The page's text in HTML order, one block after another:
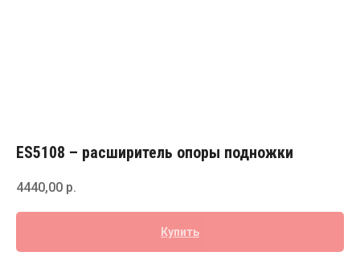
ES5108 – расширитель опоры подножки
4440,00 р.
Купить